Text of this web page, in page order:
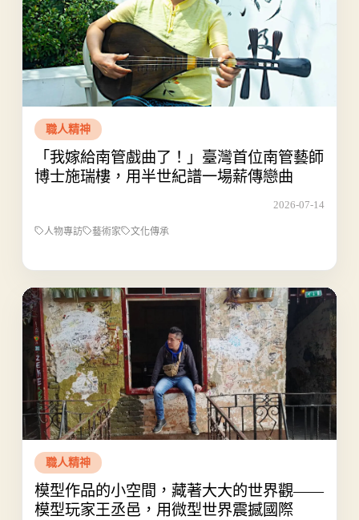
職人精神
「我嫁給南管戲曲了！」臺灣首位南管藝師
博士施瑞樓，用半世紀譜一場薪傳戀曲
2026-07-14
人物專訪 藝術家 文化傳承
職人精神
模型作品的小空間，藏著大大的世界觀——
模型玩家王丞邑，用微型世界震撼國際